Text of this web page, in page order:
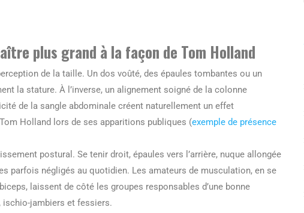
plus grand à la façon de Tom Holland
de la taille. Un dos voûté, des épaules tombantes ou un
la stature. À l’inverse, un alignement soigné de la colonne
de la sangle abdominale créent naturellement un effet
Holland lors de ses apparitions publiques (exemple de présence
postural. Se tenir droit, épaules vers l’arrière, nuque allongée
parfois négligés au quotidien. Les amateurs de musculation, en se
laissent de côté les groupes responsables d’une bonne
ischio-jambiers et fessiers.